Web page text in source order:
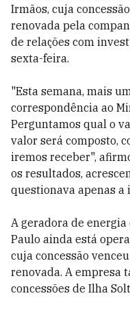
Irmãos, cuja
renovada pela
de relações com
sexta-feira.
"Esta semana, mais
correspondência ao
Perguntamos qual o
valor será composto,
iremos receber",
os resultados,
questionava apenas a
A geradora de
Paulo ainda está
cuja concessão
renovada. A empresa
concessões de Ilha